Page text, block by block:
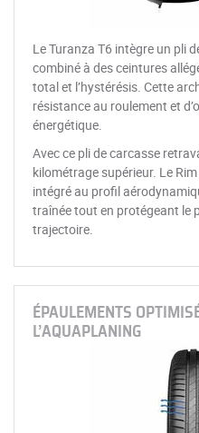
Le Turanza T6 intègre un pli
combiné à des ceintures
total et l’hystérésis. Cette
résistance au roulement et
énergétique.
Avec ce pli de carcasse
kilométrage supérieur. Le
intégré au profil
traînée tout en protégeant le
trajectoire.
ÉPAULEMENTS
L’AQUAPLANING